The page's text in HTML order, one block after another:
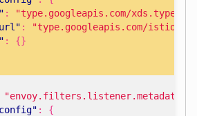
:
"type.googleapis.com/
:
"type.googleapis.com/
:
{}
:
{